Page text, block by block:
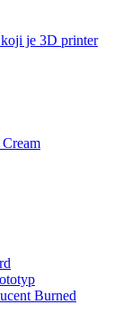
je 3D printer
Burned